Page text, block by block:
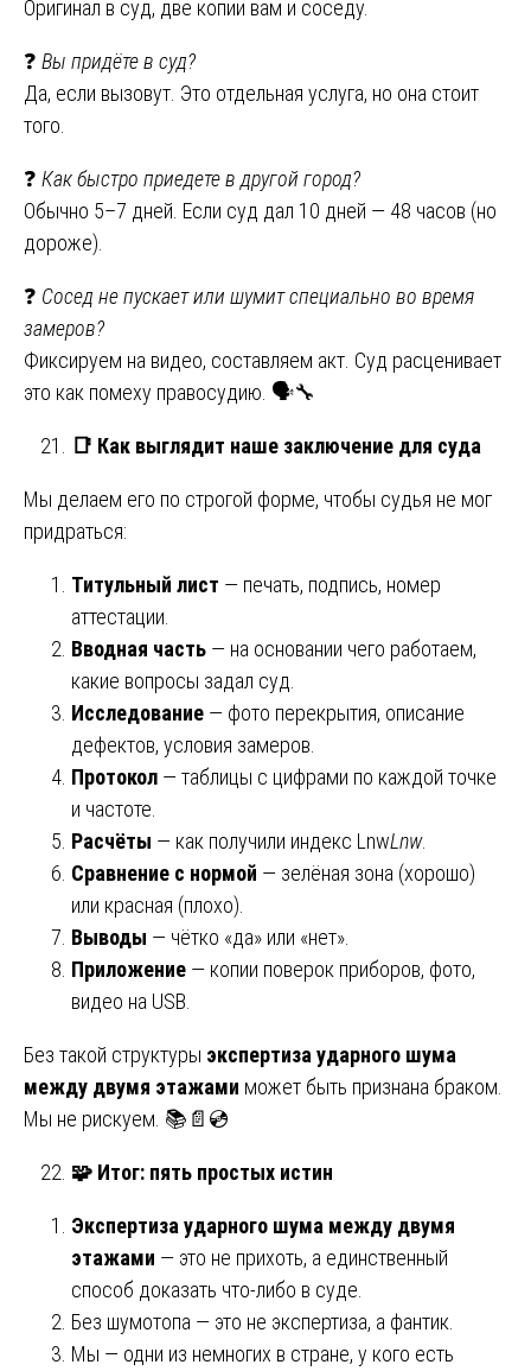
Оригинал в суд, две копии вам и соседу.
❓ Вы придёте в суд?
Да, если вызовут. Это отдельная услуга, но она стоит
того.
❓ Как быстро приедете в другой город?
Обычно 5–7 дней. Если суд дал 10 дней — 48 часов (но
дороже).
❓ Сосед не пускает или шумит специально во время
замеров?
Фиксируем на видео, составляем акт. Суд расценивает
это как помеху правосудию. 🗣️🔧
📑 Как выглядит наше заключение для суда
Мы делаем его по строгой форме, чтобы судья не мог
придраться:
Титульный лист — печать, подпись, номер
аттестации.
Вводная часть — на основании чего работаем,
какие вопросы задал суд.
Исследование — фото перекрытия, описание
дефектов, условия замеров.
Протокол — таблицы с цифрами по каждой точке
и частоте.
Расчёты — как получили индекс LnwLnw​.
Сравнение с нормой — зелёная зона (хорошо)
или красная (плохо).
Выводы — чётко «да» или «нет».
Приложение — копии поверок приборов, фото,
видео на USB.
Без такой структуры экспертиза ударного шума
между двумя этажами может быть признана браком.
Мы не рискуем. 📚📄💿
🧩 Итог: пять простых истин
Экспертиза ударного шума между двумя
этажами — это не прихоть, а единственный
способ доказать что-либо в суде.
Без шумотопа — это не экспертиза, а фантик.
Мы — одни из немногих в стране, у кого есть